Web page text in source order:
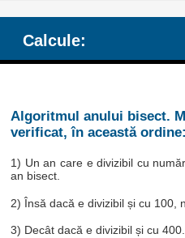
Calcule:
Algoritmul anului bisect.
verificat, în această ordine:
1) Un an care e divizibil cu
an bisect.
2) Însă dacă e divizibil și cu 100,
3) Decât dacă e divizibil și cu 400.